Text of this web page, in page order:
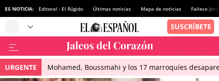
ES NOTICIA: Editoral - El Rúgido Últimas noticias Mapa de noticias Fallece
URGENTE Mohamed, Boussmahi y los 17 marroquíes